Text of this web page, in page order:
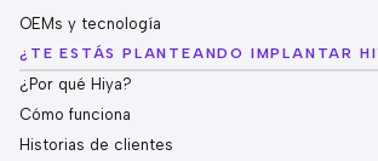
OEMs y tecnología
¿TE ESTÁS PLANTEANDO IMPLANTAR
¿Por qué Hiya?
Cómo funciona
Historias de clientes